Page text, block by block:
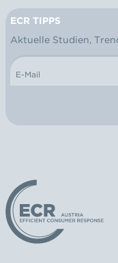
NEWSLETTER
ECR TIPPS
Aktuelle Studien,
E-Mail
Logo: ECR Austria